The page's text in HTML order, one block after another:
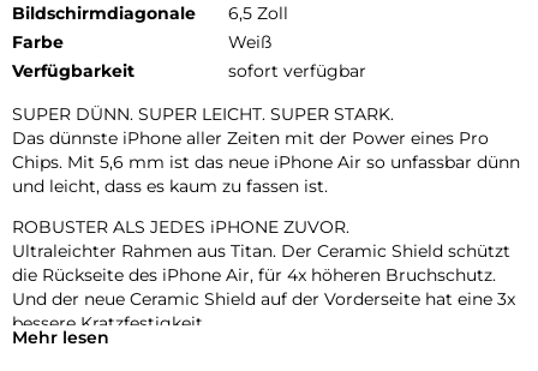
Bildschirmdiagonale
6,5 Zoll
Farbe
Weiß
Verfügbarkeit
sofort verfügbar
SUPER DÜNN. SUPER LEICHT. SUPER STARK.
Das dünnste iPhone aller Zeiten mit der Power eines Pro
Chips. Mit 5,6 mm ist das neue iPhone Air so unfassbar dünn
und leicht, dass es kaum zu fassen ist.
ROBUSTER ALS JEDES iPHONE ZUVOR.
Ultraleichter Rahmen aus Titan. Der Ceramic Shield schützt
die Rückseite des iPhone Air, für 4x höheren Bruchschutz.
Und der neue Ceramic Shield auf der Vorderseite hat eine 3x
bessere Kratzfestigkeit.
Mehr lesen